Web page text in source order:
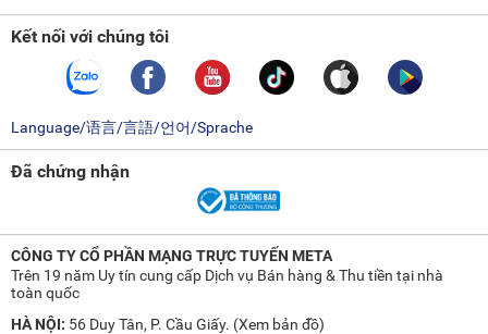
sản phẩm, màu sắc, thiết kế và thông số kỹ thuật có thể thay
đổi tùy theo sản phẩm thực tế mà không cần thông báo
Kết nối với chúng tôi
Language/语言/言語/언어/Sprache
Đã chứng nhận
CÔNG TY CỔ PHẦN MẠNG TRỰC TUYẾN META
Trên 19 năm Uy tín cung cấp Dịch vụ Bán hàng & Thu tiền tại nhà
toàn quốc
HÀ NỘI: 56 Duy Tân, P. Cầu Giấy. (Xem bản đồ)